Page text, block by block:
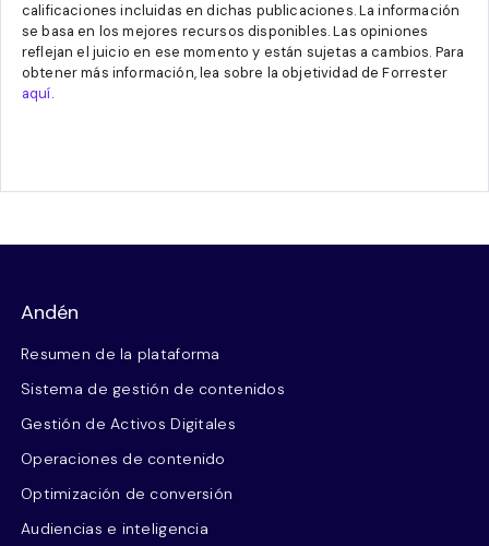
calificaciones incluidas en dichas publicaciones. La información
se basa en los mejores recursos disponibles. Las opiniones
reflejan el juicio en ese momento y están sujetas a cambios. Para
obtener más información, lea sobre la objetividad de Forrester
aquí.
Andén
Resumen de la plataforma
Sistema de gestión de contenidos
Gestión de Activos Digitales
Operaciones de contenido
Optimización de conversión
Audiencias e inteligencia